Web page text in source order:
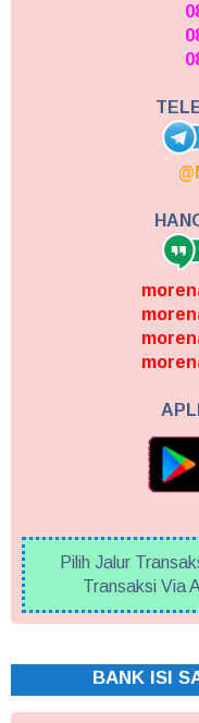
Pilih Jalur
Transaksi Via
BANK ISI